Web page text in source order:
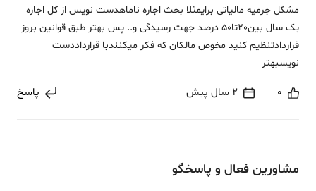
مشکل جرمیه مالیاتی برایمثلا بحث اجاره ناماهدست نویس از کل اجاره
یک سال بین20تا50 درصد جهت رسیدگی و.. پس بهتر طبق قوانین بروز
قراردادتنظیم کنید مخوص مالکان که فکر میکنندبا قرارداددست
نویسبهتر
0 2 سال پیش پاسخ
مشاورین فعال و پاسخگو